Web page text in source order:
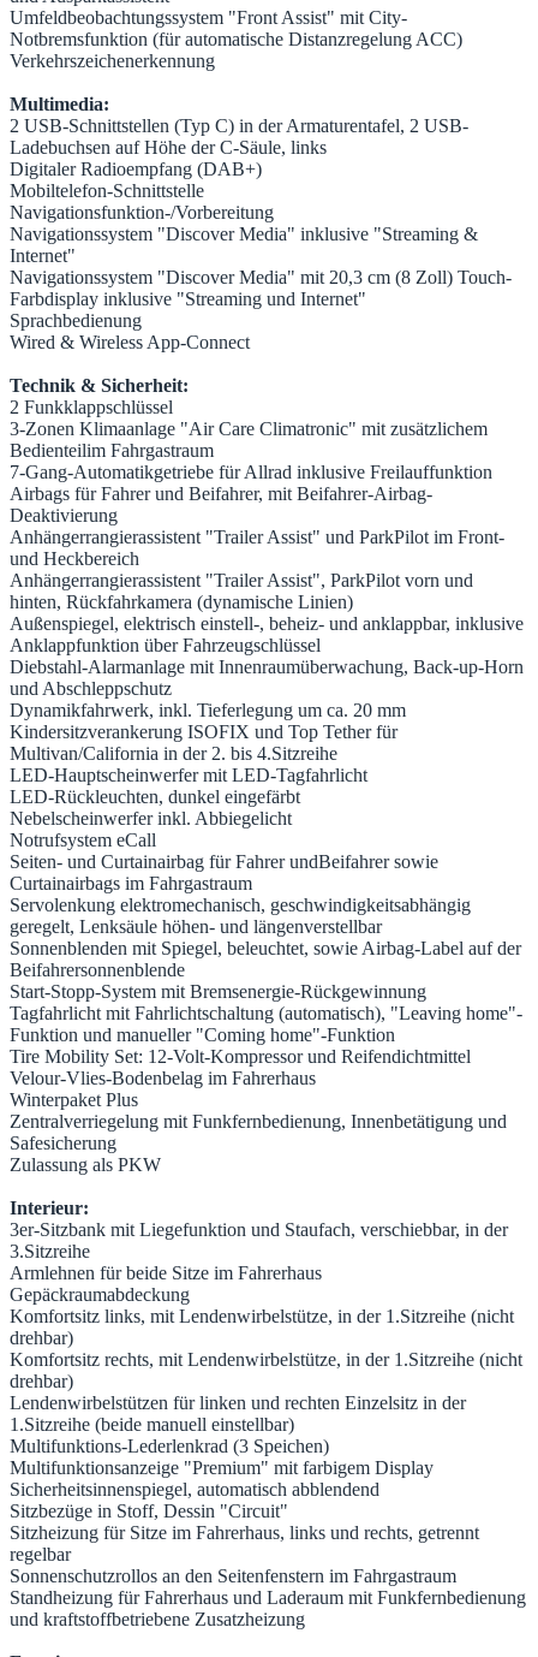
Umfeldbeobachtungssystem "Front Assist" mit City-
Notbremsfunktion (für automatische Distanzregelung ACC)
Verkehrszeichenerkennung
Multimedia:
2 USB-Schnittstellen (Typ C) in der Armaturentafel, 2 USB-
Ladebuchsen auf Höhe der C-Säule, links
Digitaler Radioempfang (DAB+)
Mobiltelefon-Schnittstelle
Navigationsfunktion-/Vorbereitung
Navigationssystem "Discover Media" inklusive "Streaming &
Internet"
Navigationssystem "Discover Media" mit 20,3 cm (8 Zoll) Touch-
Farbdisplay inklusive "Streaming und Internet"
Sprachbedienung
Wired & Wireless App-Connect
Technik & Sicherheit:
2 Funkklappschlüssel
3-Zonen Klimaanlage "Air Care Climatronic" mit zusätzlichem
Bedienteilim Fahrgastraum
7-Gang-Automatikgetriebe für Allrad inklusive Freilauffunktion
Airbags für Fahrer und Beifahrer, mit Beifahrer-Airbag-
Deaktivierung
Anhängerrangierassistent "Trailer Assist" und ParkPilot im Front-
und Heckbereich
Anhängerrangierassistent "Trailer Assist", ParkPilot vorn und
hinten, Rückfahrkamera (dynamische Linien)
Außenspiegel, elektrisch einstell-, beheiz- und anklappbar, inklusive
Anklappfunktion über Fahrzeugschlüssel
Diebstahl-Alarmanlage mit Innenraumüberwachung, Back-up-Horn
und Abschleppschutz
Dynamikfahrwerk, inkl. Tieferlegung um ca. 20 mm
Kindersitzverankerung ISOFIX und Top Tether für
Multivan/California in der 2. bis 4.Sitzreihe
LED-Hauptscheinwerfer mit LED-Tagfahrlicht
LED-Rückleuchten, dunkel eingefärbt
Nebelscheinwerfer inkl. Abbiegelicht
Notrufsystem eCall
Seiten- und Curtainairbag für Fahrer undBeifahrer sowie
Curtainairbags im Fahrgastraum
Servolenkung elektromechanisch, geschwindigkeitsabhängig
geregelt, Lenksäule höhen- und längenverstellbar
Sonnenblenden mit Spiegel, beleuchtet, sowie Airbag-Label auf der
Beifahrersonnenblende
Start-Stopp-System mit Bremsenergie-Rückgewinnung
Tagfahrlicht mit Fahrlichtschaltung (automatisch), "Leaving home"-
Funktion und manueller "Coming home"-Funktion
Tire Mobility Set: 12-Volt-Kompressor und Reifendichtmittel
Velour-Vlies-Bodenbelag im Fahrerhaus
Winterpaket Plus
Zentralverriegelung mit Funkfernbedienung, Innenbetätigung und
Safesicherung
Zulassung als PKW
Interieur:
3er-Sitzbank mit Liegefunktion und Staufach, verschiebbar, in der
3.Sitzreihe
Armlehnen für beide Sitze im Fahrerhaus
Gepäckraumabdeckung
Komfortsitz links, mit Lendenwirbelstütze, in der 1.Sitzreihe (nicht
drehbar)
Komfortsitz rechts, mit Lendenwirbelstütze, in der 1.Sitzreihe (nicht
drehbar)
Lendenwirbelstützen für linken und rechten Einzelsitz in der
1.Sitzreihe (beide manuell einstellbar)
Multifunktions-Lederlenkrad (3 Speichen)
Multifunktionsanzeige "Premium" mit farbigem Display
Sicherheitsinnenspiegel, automatisch abblendend
Sitzbezüge in Stoff, Dessin "Circuit"
Sitzheizung für Sitze im Fahrerhaus, links und rechts, getrennt
regelbar
Sonnenschutzrollos an den Seitenfenstern im Fahrgastraum
Standheizung für Fahrerhaus und Laderaum mit Funkfernbedienung
und kraftstoffbetriebene Zusatzheizung